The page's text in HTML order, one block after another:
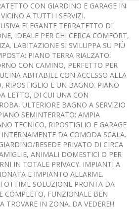
CON GIARDINO E GARAGE IN
A TUTTI I SERVIZI.
ELEGANTE TERRATETTO DI
IDEALE PER CHI CERCA COMFORT,
LABITAZIONE SI SVILUPPA SU PIÙ
PIANO TERRA RIALZATO:
CON CAMINO, PERFETTO PER
ABITABILE CON ACCESSO ALLA
RIPOSTIGLIO E UN BAGNO. PIANO
LETTO, DI CUI UNA CON
ULTERIORE BAGNO A SERVIZIO
SEMINTERRATO: AMPIA
TECNICO, RIPOSTIGLIO E GARAGE
DA COMODA SCALA.
RESEDE PRIVATO DI CIRCA
ANIMALI DOMESTICI O PER
IN TOTALE PRIVACY. IMPIANTI A
E IMPIANTO ALLARME.
OTTIME SOLUZIONE PRONTA DA
COMPLETO, FUNZIONALE BEN
TROVARE IN ZONA. DA VEDERE!!!